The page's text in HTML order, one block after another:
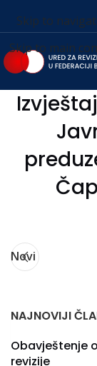
Skip to
Skip to main
Novi
NAJNOVIJI
Obavještenje
revizije